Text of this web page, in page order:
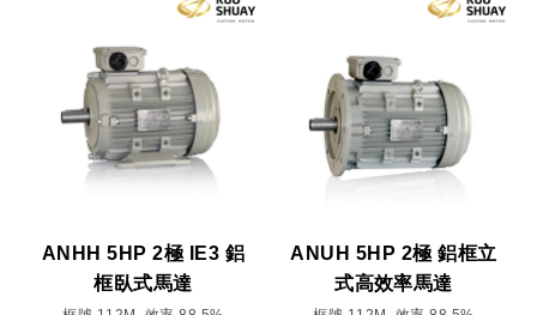
ANHH 5HP 2極 IE3 鋁
框臥式馬達
ANUH 5HP 2極 鋁框立
式高效率馬達